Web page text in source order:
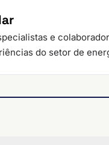
e
do setor de